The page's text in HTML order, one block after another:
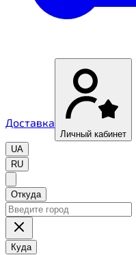
Доставка
Личный кабинет
UA
RU
Откуда
Куда